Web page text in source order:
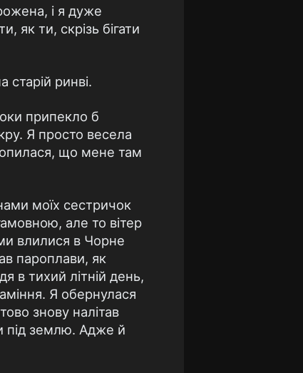
і я дуже
ти, скрізь бігати
ринві.
припекло б
Я просто весела
що мене там
моїх сестричок
але то вітер
влилися в Чорне
пароплави, як
в тихий літній день,
Я обернулася
знову налітав
під землю. Адже й